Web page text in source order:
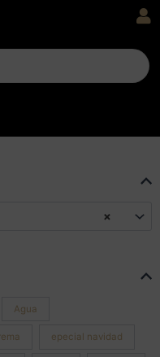
×
Agua
epecial navidad